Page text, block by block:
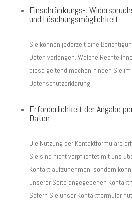
Einschränkungs-,
und Löschungsmöglichkeit
Sie können jederzeit eine
Daten verlangen. Welche Rechte
diese geltend machen, finden Sie
Datenschutzerklärung.
Erforderlichkeit der Angabe
Daten
Die Nutzung der Kontaktformulare
Sie sind nicht verpflichtet mit uns
Kontakt aufzunehmen, sondern
unserer Seite angegebenen
Sofern Sie unser Kontaktformular